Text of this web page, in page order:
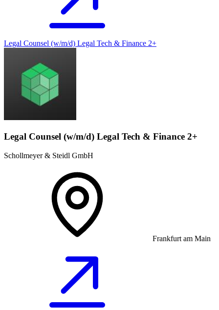
Legal Counsel (w/m/d) Legal Tech & Finance 2+
Legal Counsel (w/m/d) Legal Tech & Finance 2+
Schollmeyer & Steidl GmbH
Frankfurt am Main